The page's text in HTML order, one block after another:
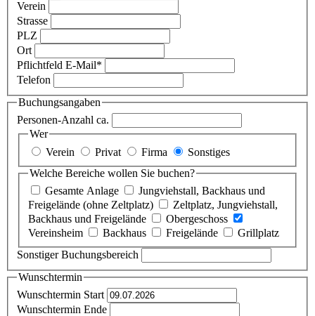
Verein
Strasse
PLZ
Ort
Pflichtfeld E-Mail*
Telefon
Buchungsangaben
Personen-Anzahl ca.
Wer
Verein
Privat Firma
Sonstiges
Welche Bereiche wollen Sie buchen?
Gesamte Anlage
Jungviehstall, Backhaus und
Freigelände (ohne Zeltplatz)
Zeltplatz, Jungviehstall,
Backhaus und Freigelände
Obergeschoss
Vereinsheim
Backhaus Freigelände
Grillplatz
Sonstiger Buchungsbereich
Wunschtermin
Wunschtermin Start
Wunschtermin Ende